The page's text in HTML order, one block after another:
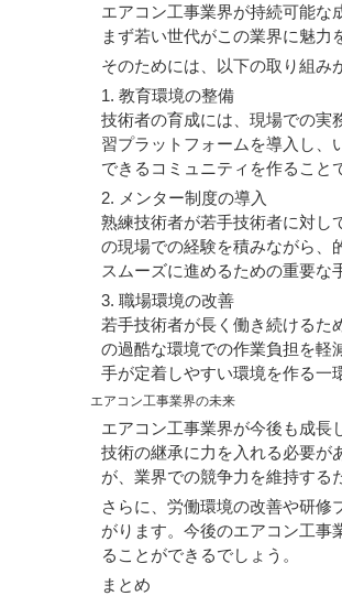
エアコン工事業界が持続可能な
まず若い世代がこの業界に魅力
そのためには、以下の取り組み
1. 教育環境の整備
技術者の育成には、現場での実
習プラットフォームを導入し、
できるコミュニティを作ること
2. メンター制度の導入
熟練技術者が若手技術者に対し
の現場での経験を積みながら、
スムーズに進めるための重要な
3. 職場環境の改善
若手技術者が長く働き続けるた
の過酷な環境での作業負担を軽
手が定着しやすい環境を作る一
エアコン工事業界の未来
エアコン工事業界が今後も成長
技術の継承に力を入れる必要が
が、業界での競争力を維持する
さらに、労働環境の改善や研
がります。今後のエアコン工事
ることができるでしょう。
まとめ